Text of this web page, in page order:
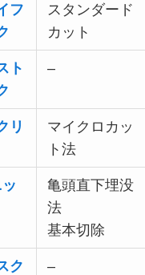
フ
スタンダード
カット
ト
–
リ
マイクロカッ
ト法
亀頭直下埋没
法
基本切除
ク
–